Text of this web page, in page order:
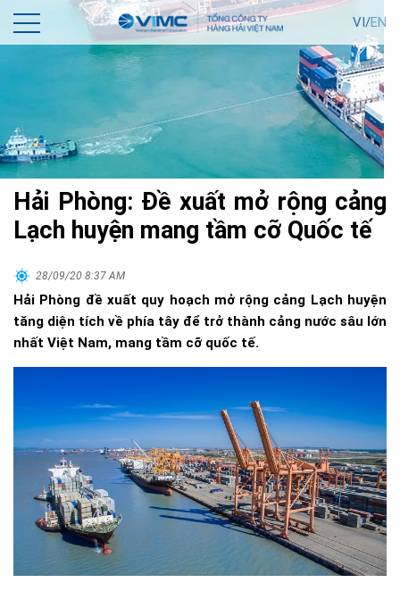
VI/EN
Hải Phòng: Đề xuất mở rộng cảng
Lạch huyện mang tầm cỡ Quốc tế
28/09/20 8:37 AM
Hải Phòng đề xuất quy hoạch mở rộng cảng Lạch huyện
tăng diện tích về phía tây để trở thành cảng nước sâu lớn
nhất Việt Nam, mang tầm cỡ quốc tế.